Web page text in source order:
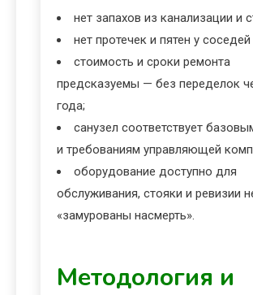
нет запахов из канализации и
нет протечек и пятен у соседей
стоимость и сроки ремонта
предсказуемы — без переделок
года;
санузел соответствует
и требованиям управляющей
оборудование доступно для
обслуживания, стояки и ревизии
«замурованы насмерть».
Методология и